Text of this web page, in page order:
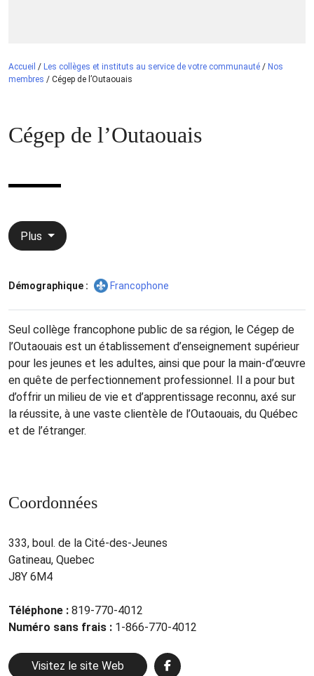
Accueil / Les collèges et instituts au service de votre communauté / Nos
membres / Cégep de l’Outaouais
Cégep de l’Outaouais
Plus
Démographique : Francophone
Seul collège francophone public de sa région, le Cégep de
l’Outaouais est un établissement d’enseignement supérieur
pour les jeunes et les adultes, ainsi que pour la main‐d’œuvre
en quête de perfectionnement professionnel. Il a pour but
d’offrir un milieu de vie et d’apprentissage reconnu, axé sur
la réussite, à une vaste clientèle de l’Outaouais, du Québec
et de l’étranger.
Coordonnées
333, boul. de la Cité-des-Jeunes
Gatineau, Quebec
J8Y 6M4
Téléphone : 819-770-4012
Numéro sans frais : 1-866-770-4012
Visitez le site Web